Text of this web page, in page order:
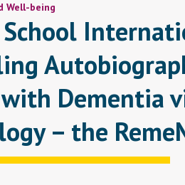
Well-being
Dementia
– the